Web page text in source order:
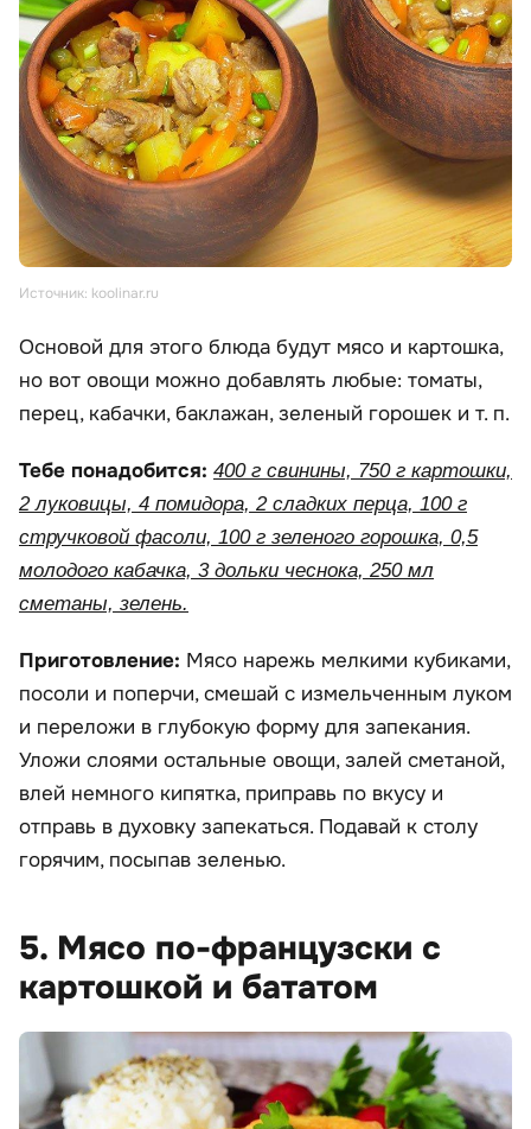
Источник: koolinar.ru
Основой для этого блюда будут мясо и картошка,
но вот овощи можно добавлять любые: томаты,
перец, кабачки, баклажан, зеленый горошек и т. п.
Тебе понадобится: 400 г свинины, 750 г картошки,
2 луковицы, 4 помидора, 2 сладких перца, 100 г
стручковой фасоли, 100 г зеленого горошка, 0,5
молодого кабачка, 3 дольки чеснока, 250 мл
сметаны, зелень.
Приготовление: Мясо нарежь мелкими кубиками,
посоли и поперчи, смешай с измельченным луком
и переложи в глубокую форму для запекания.
Уложи слоями остальные овощи, залей сметаной,
влей немного кипятка, приправь по вкусу и
отправь в духовку запекаться. Подавай к столу
горячим, посыпав зеленью.
5. Мясо по-французски с
картошкой и бататом